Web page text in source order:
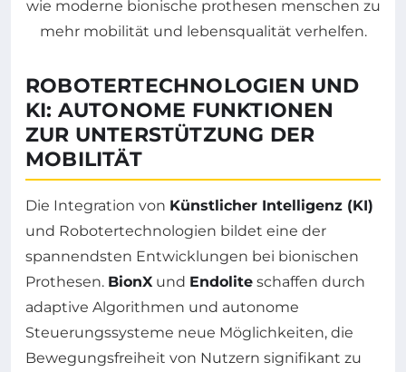
ROBOTERTECHNOLOGIEN UND
KI: AUTONOME FUNKTIONEN
ZUR UNTERSTÜTZUNG DER
MOBILITÄT
Die Integration von Künstlicher Intelligenz (KI)
und Robotertechnologien bildet eine der
spannendsten Entwicklungen bei bionischen
Prothesen. BionX und Endolite schaffen durch
adaptive Algorithmen und autonome
Steuerungssysteme neue Möglichkeiten, die
Bewegungsfreiheit von Nutzern signifikant zu